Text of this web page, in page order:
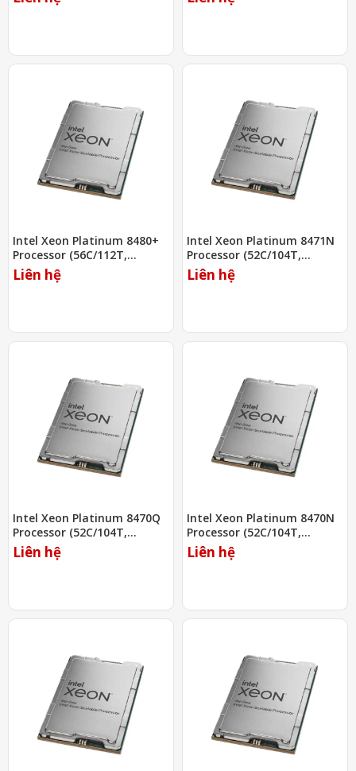
Intel Xeon Platinum 8480+
Processor (56C/112T,
2.00Ghz, 105MB)
Liên hệ
Intel Xeon Platinum 8471N
Processor (52C/104T,
1.80Ghz, 97.5MB)
Liên hệ
Intel Xeon Platinum 8470Q
Processor (52C/104T,
2.10Ghz, 105MB)
Liên hệ
Intel Xeon Platinum 8470N
Processor (52C/104T,
1.70Ghz, 97.5MB)
Liên hệ